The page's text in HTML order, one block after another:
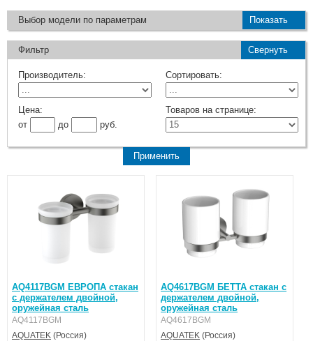
Выбор модели по параметрам Показать
Фильтр Свернуть
Производитель: Сортировать:
Цена:
от
до руб.
Товаров на странице:
AQ4117BGM ЕВРОПА стакан
с держателем двойной,
оружейная сталь
AQ4117BGM
AQUATEK (Россия)
AQ4617BGM БЕТТА стакан с
держателем двойной,
оружейная сталь
AQ4617BGM
AQUATEK (Россия)